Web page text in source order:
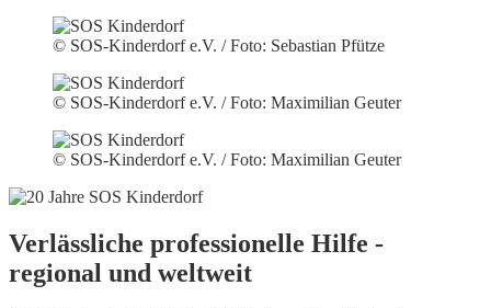
© SOS-Kinderdorf e.V. / Foto: Sebastian Pfütze
© SOS-Kinderdorf e.V. / Foto: Maximilian Geuter
© SOS-Kinderdorf e.V. / Foto: Maximilian Geuter
Verlässliche professionelle Hilfe -
regional und weltweit